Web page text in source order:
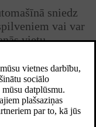
sniedz
vai var
vietu.
,IC AIRBAGvai
spilvens.